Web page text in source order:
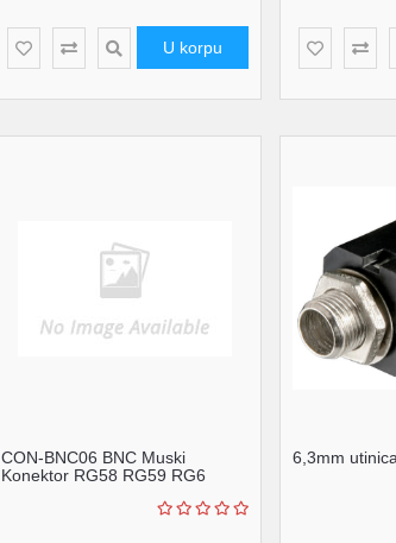
U korpu
CON-BNC06 BNC Muski
Konektor RG58 RG59 RG6
6,3mm